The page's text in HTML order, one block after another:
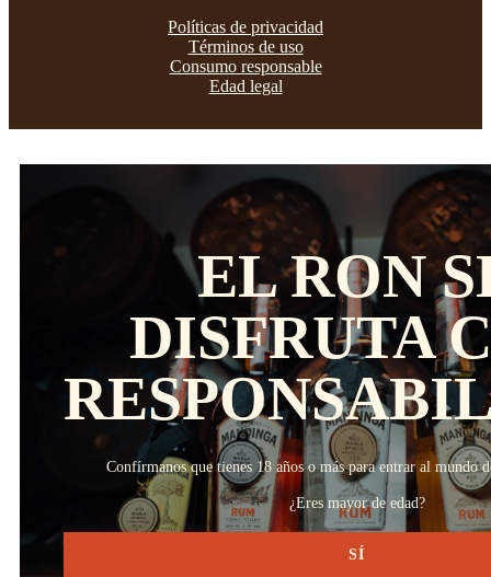
Políticas de privacidad
Términos de uso
Consumo responsable
Edad legal
EL RON
DISFRUTA
Confírmanos que tienes 18 años o más para entrar al mundo
¿Eres mayor de edad?
SÍ